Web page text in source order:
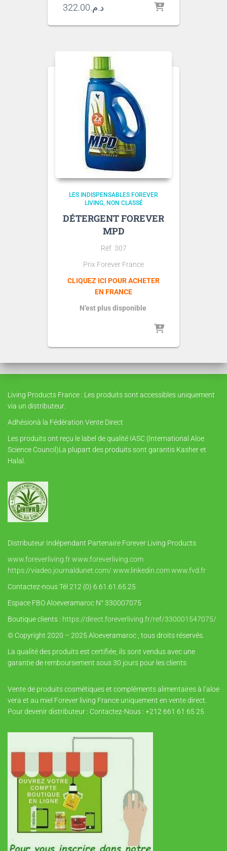
د.م.322.00
LES INDISPENSABLES FOREVER
LIVING NON CLASSÉ
DÉTERGENT FOREVER
MPD
Réf 307
Prix Forever France
CLIQUEZ ICI POUR ACHETER
EN FRANCE
N’est plus disponible
Living Products France : Les produits sont accessibles uniquement
via un distributeur.
Adhésionà la Fédération Vente Direct
Les produits ont reçu le label de qualité IASC (International Aloe
Science Council)La plupart des produits sont garantis Kasher et
Halal.
Distributeur Indépendant Partenaire Forever Living Products
www.foreverliving.frwww.foreverliving.com
https://viadeo.journaldunet.com/ www.linkedin.comwww.fvd.fr
Contactez-nous Tél 212 (0) 6.61.61.65.25
Espace FBO Aloeveramaroc N° 330007075
Boutique clients : https://direct.foreverliving.fr/ref/330001547075/
© Copyright 2020 – 2025 Aloeveramaroc , tous droits réservés.
La qualité des produits est certifiée, ils sont vendus avec une
garantie de remboursement sous 30 jours pour les clients
Vente de produits cosmétiques et compléments alimentaires à l’aloe
vera et au miel Forever living France uniquement en vente direct.
Pour devenir distributeur : Contactez-Nous : +212 661 61 65 25